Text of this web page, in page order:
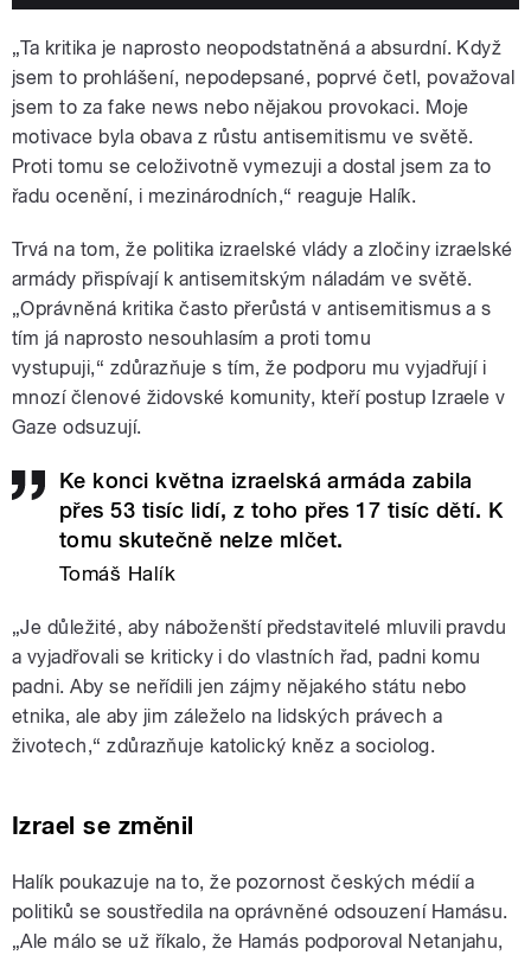
„Ta kritika je naprosto neopodstatněná a absurdní. Když
jsem to prohlášení, nepodepsané, poprvé četl, považoval
jsem to za fake news nebo nějakou provokaci. Moje
motivace byla obava z růstu antisemitismu ve světě.
Proti tomu se celoživotně vymezuji a dostal jsem za to
řadu ocenění, i mezinárodních,“ reaguje Halík.
Trvá na tom, že politika izraelské vlády a zločiny izraelské
armády přispívají k antisemitským náladám ve světě.
„Oprávněná kritika často přerůstá v antisemitismus a s
tím já naprosto nesouhlasím a proti tomu
vystupuji,“ zdůrazňuje s tím, že podporu mu vyjadřují i
mnozí členové židovské komunity, kteří postup Izraele v
Gaze odsuzují.
Ke konci května izraelská armáda zabila
přes 53 tisíc lidí, z toho přes 17 tisíc dětí. K
tomu skutečně nelze mlčet.
Tomáš Halík
„Je důležité, aby náboženští představitelé mluvili pravdu
a vyjadřovali se kriticky i do vlastních řad, padni komu
padni. Aby se neřídili jen zájmy nějakého státu nebo
etnika, ale aby jim záleželo na lidských právech a
životech,“ zdůrazňuje katolický kněz a sociolog.
Izrael se změnil
Halík poukazuje na to, že pozornost českých médií a
politiků se soustředila na oprávněné odsouzení Hamásu.
„Ale málo se už říkalo, že Hamás podporoval Netanjahu,